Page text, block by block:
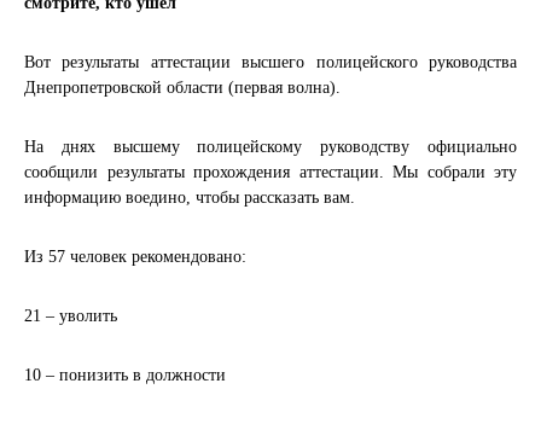
Вот результаты аттестации высшего полицейского руководства
Днепропетровской области (первая волна).
На днях высшему полицейскому руководству официально
сообщили результаты прохождения аттестации. Мы собрали эту
информацию воедино, чтобы рассказать вам.
Из 57 человек рекомендовано:
21 – уволить
10 – понизить в должности